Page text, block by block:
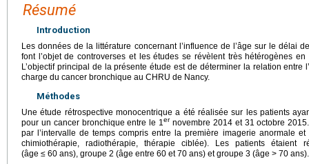
Résumé
Introduction
Les données de la littérature concernant l’influence de l’âge sur le délai
font l’objet de controverses et les études se révèlent très hétérogènes
L’objectif principal de la présente étude est de déterminer la relation
charge du cancer bronchique au CHRU de Nancy.
Méthodes
Une étude rétrospective monocentrique a été réalisée sur les patients
pour un cancer bronchique entre le 1er novembre 2014 et 31 octobre
par l’intervalle de temps compris entre la première imagerie anormale
chimiothérapie, radiothérapie, thérapie ciblée). Les patients
(âge ≤ 60 ans), groupe 2 (âge entre 60 et 70 ans) et groupe 3 (âge > 70 ans).